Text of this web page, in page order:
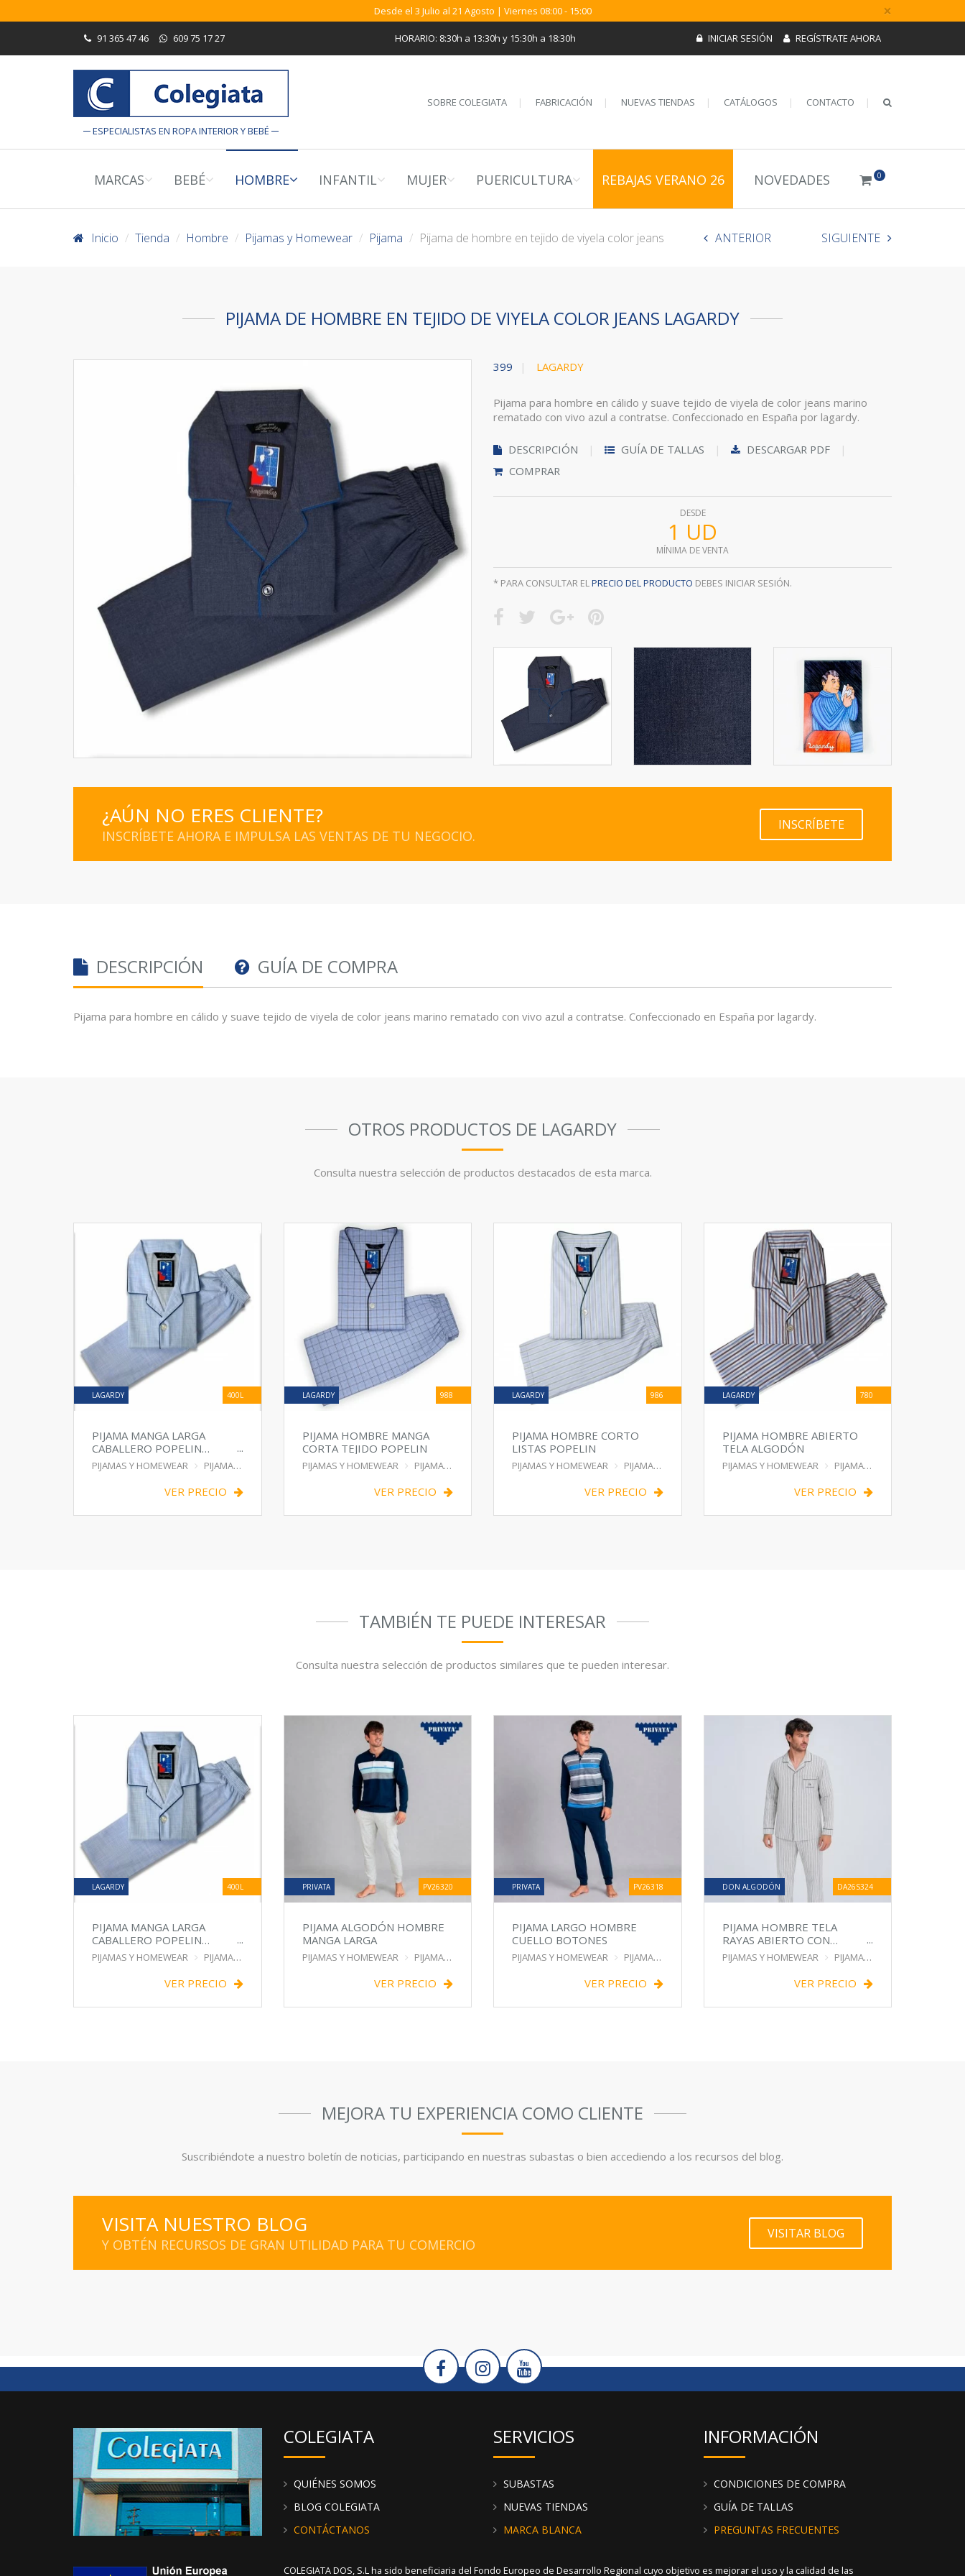
Desde el 3 Julio al 21 Agosto | Viernes 08:00 - 15:00 ×
91 365 47 46 609 75 17 27 HORARIO: 8:30h a 13:30h y 15:30h a 18:30h INICIAR SESIÓN REGÍSTRATE AHORA
ESPECIALISTAS EN ROPA INTERIOR Y BEBÉ
SOBRE COLEGIATA FABRICACIÓN NUEVAS TIENDAS CATÁLOGOS CONTACTO
MARCAS BEBÉ HOMBRE INFANTIL MUJER PUERICULTURA REBAJAS VERANO 26 NOVEDADES 0
Inicio Tienda Hombre Pijamas y Homewear Pijama Pijama de hombre en tejido de viyela color jeans ANTERIOR SIGUIENTE
PIJAMA DE HOMBRE EN TEJIDO DE VIYELA COLOR JEANS LAGARDY
399 LAGARDY
Pijama para hombre en cálido y suave tejido de viyela de color jeans marino
rematado con vivo azul a contratse. Confeccionado en España por lagardy.
DESCRIPCIÓN GUÍA DE TALLAS
DESCARGAR PDF
COMPRAR
DESDE
1 UD
MÍNIMA DE VENTA
* PARA CONSULTAR ELPRECIO DEL PRODUCTO DEBES INICIAR SESIÓN.
¿AÚN NO ERES CLIENTE?
INSCRÍBETE AHORA E IMPULSA LAS VENTAS DE TU NEGOCIO.
INSCRÍBETE
DESCRIPCIÓN GUÍA DE COMPRA
Pijama para hombre en cálido y suave tejido de viyela de color jeans marino rematado con vivo azul a contratse. Confeccionado en España por lagardy.
OTROS PRODUCTOS DE LAGARDY
Consulta nuestra selección de productos destacados de esta marca.
LAGARDY 400L
PIJAMA MANGA LARGA
CABALLERO POPELIN
ABIERTO RAYA
PIJAMAS Y HOMEWEAR PIJAMA
VER PRECIO
LAGARDY 988
PIJAMA HOMBRE MANGA
CORTA TEJIDO POPELIN
PIJAMAS Y HOMEWEAR PIJAMA
VER PRECIO
LAGARDY 986
PIJAMA HOMBRE CORTO
LISTAS POPELIN
PIJAMAS Y HOMEWEAR PIJAMA
VER PRECIO
LAGARDY 780
PIJAMA HOMBRE ABIERTO
TELA ALGODÓN
PIJAMAS Y HOMEWEAR PIJAMA
VER PRECIO
TAMBIÉN TE PUEDE INTERESAR
Consulta nuestra selección de productos similares que te pueden interesar.
LAGARDY 400L
PIJAMA MANGA LARGA
CABALLERO POPELIN
ABIERTO RAYA
PIJAMAS Y HOMEWEAR PIJAMA
VER PRECIO
PRIVATA PV26320
PIJAMA ALGODÓN HOMBRE
MANGA LARGA
PIJAMAS Y HOMEWEAR PIJAMA
VER PRECIO
PRIVATA PV26318
PIJAMA LARGO HOMBRE
CUELLO BOTONES
PIJAMAS Y HOMEWEAR PIJAMA
VER PRECIO
DON ALGODÓN DA26S324
PIJAMA HOMBRE TELA
RAYAS ABIERTO CON
BOLSILLO
PIJAMAS Y HOMEWEAR PIJAMA
VER PRECIO
MEJORA TU EXPERIENCIA COMO CLIENTE
Suscribiéndote a nuestro boletín de noticias, participando en nuestras subastas o bien accediendo a los recursos del blog.
VISITA NUESTRO BLOG
Y OBTÉN RECURSOS DE GRAN UTILIDAD PARA TU COMERCIO
VISITAR BLOG
COLEGIATA
QUIÉNES SOMOS
BLOG COLEGIATA
CONTÁCTANOS
SERVICIOS
SUBASTAS
NUEVAS TIENDAS
MARCA BLANCA
INFORMACIÓN
CONDICIONES DE COMPRA
GUÍA DE TALLAS
PREGUNTAS FRECUENTES
COLEGIATA DOS, S.L ha sido beneficiaria del Fondo Europeo de Desarrollo Regional cuyo objetivo es mejorar el uso y la calidad de las